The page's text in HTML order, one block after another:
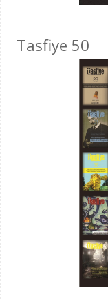
Tasfiye 50